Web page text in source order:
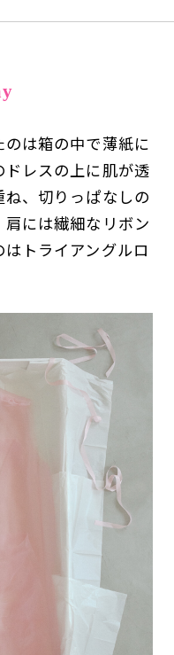
は箱の中で薄紙に
レスの上に肌が透
、切りっぱなしの
には繊細なリボン
トライアングルロ